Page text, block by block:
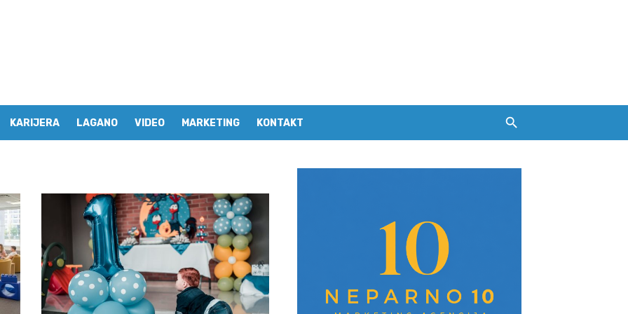
KARIJERA LAGANO VIDEO MARKETING KONTAKT